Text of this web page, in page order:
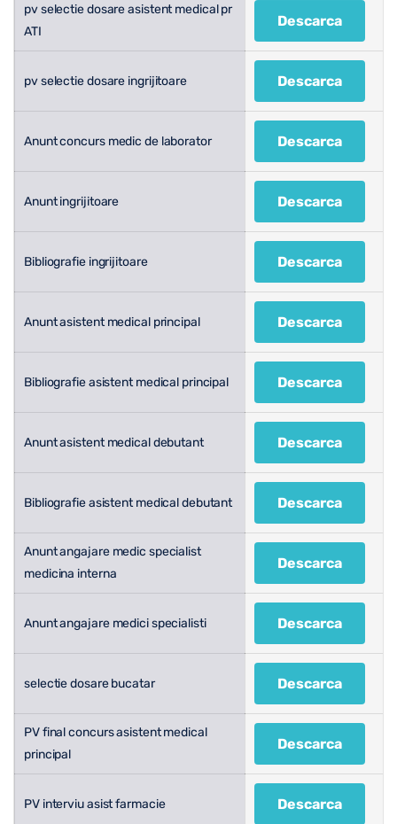
pv selectie dosare asistent medical pr
ATI
Descarca
pv selectie dosare ingrijitoare Descarca
Anunt concurs medic de laborator Descarca
Anunt ingrijitoare Descarca
Bibliografie ingrijitoare Descarca
Anunt asistent medical principal Descarca
Bibliografie asistent medical principal Descarca
Anunt asistent medical debutant Descarca
Bibliografie asistent medical debutant Descarca
Anunt angajare medic specialist
medicina interna
Descarca
Anunt angajare medici specialisti Descarca
selectie dosare bucatar Descarca
PV final concurs asistent medical
principal
Descarca
PV interviu asist farmacie Descarca